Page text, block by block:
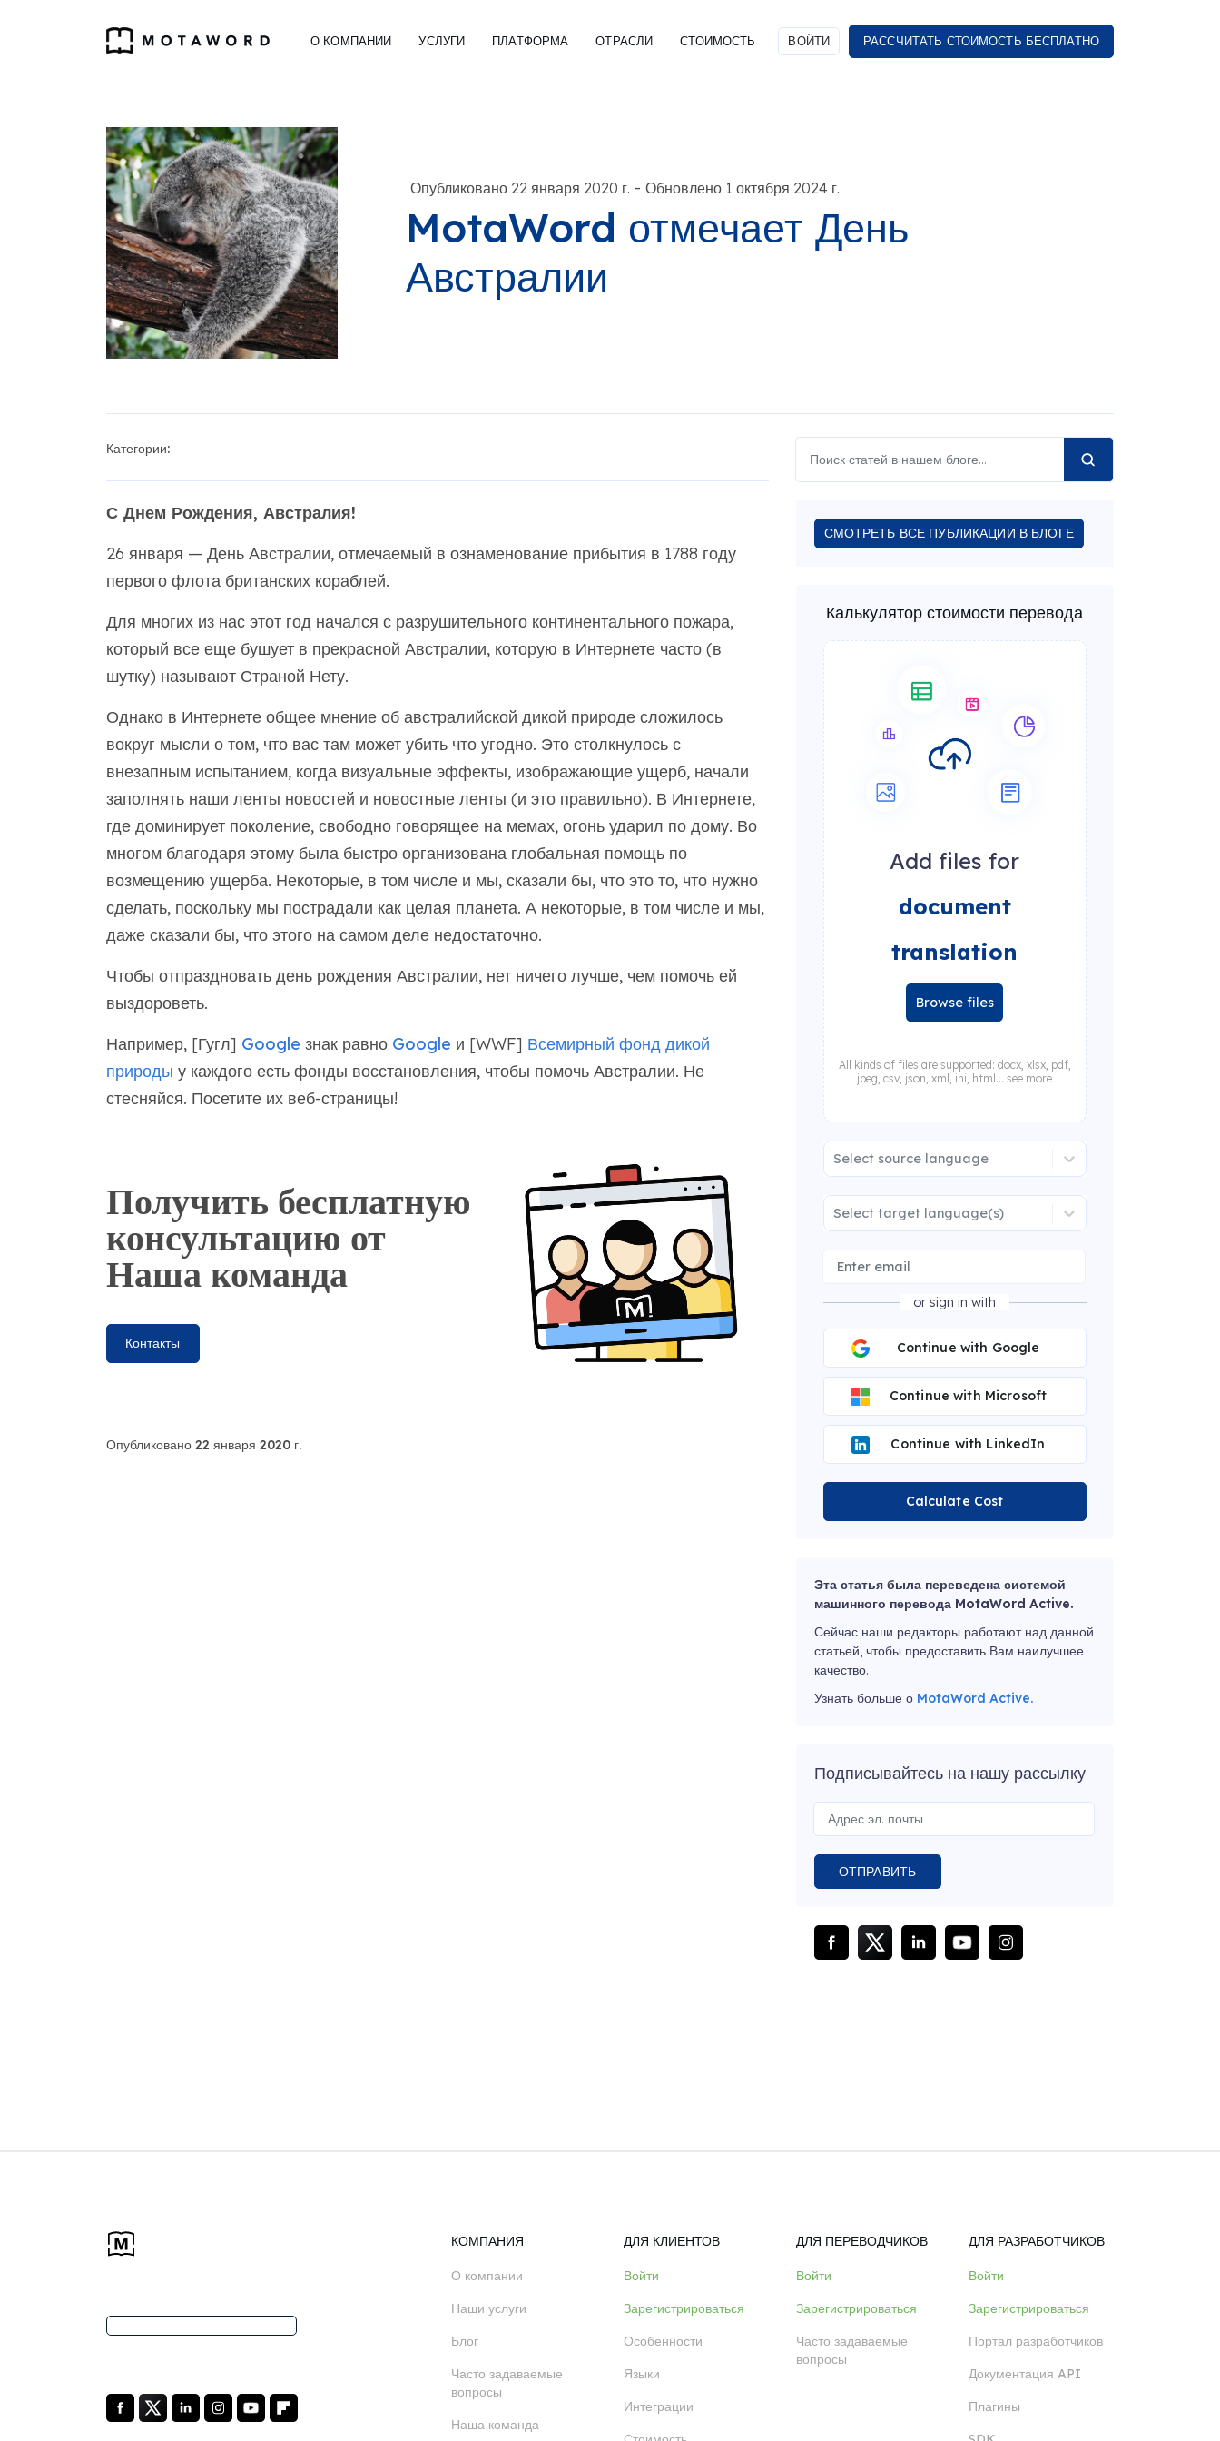
О КОМПАНИИ УСЛУГИ ПЛАТФОРМА ОТРАСЛИ СТОИМОСТЬ ВОЙТИ РАССЧИТАТЬ СТОИМОСТЬ БЕСПЛАТНО
Опубликовано 22 января 2020 г. - Обновлено 1 октября 2024 г.
MotaWord отмечает День
Австралии
Категории:
С Днем Рождения, Австралия!
26 января — День Австралии, отмечаемый в ознаменование прибытия в 1788 году
первого флота британских кораблей.
Для многих из нас этот год начался с разрушительного континентального пожара,
который все еще бушует в прекрасной Австралии, которую в Интернете часто (в
шутку) называют Страной Нету.
Однако в Интернете общее мнение об австралийской дикой природе сложилось
вокруг мысли о том, что вас там может убить что угодно. Это столкнулось с
внезапным испытанием, когда визуальные эффекты, изображающие ущерб, начали
заполнять наши ленты новостей и новостные ленты (и это правильно). В Интернете,
где доминирует поколение, свободно говорящее на мемах, огонь ударил по дому. Во
многом благодаря этому была быстро организована глобальная помощь по
возмещению ущерба. Некоторые, в том числе и мы, сказали бы, что это то, что нужно
сделать, поскольку мы пострадали как целая планета. А некоторые, в том числе и мы,
даже сказали бы, что этого на самом деле недостаточно.
Чтобы отпраздновать день рождения Австралии, нет ничего лучше, чем помочь ей
выздороветь.
Например, [Гугл] Google знак равно Google и [WWF] Всемирный фонд дикой
природы у каждого есть фонды восстановления, чтобы помочь Австралии. Не
стесняйся. Посетите их веб-страницы!
Получить бесплатную
консультацию от
Наша команда
Контакты
Опубликовано 22 января 2020 г.
СМОТРЕТЬ ВСЕ ПУБЛИКАЦИИ В БЛОГЕ
Калькулятор стоимости перевода
Add files for
document
translation
Browse files
All kinds of files are supported: docx, xlsx, pdf,
jpeg, csv, json, xml, ini, html... see more
Select source language
Select target language(s)
or sign in with
Continue with Google
Continue with Microsoft
Continue with LinkedIn
Calculate Cost
Эта статья была переведена системой
машинного перевода MotaWord Active.
Сейчас наши редакторы работают над данной
статьей, чтобы предоставить Вам наилучшее
качество.
Узнать больше о MotaWord Active.
Подписывайтесь на нашу рассылку
ОТПРАВИТЬ
КОМПАНИЯ
О компании
Наши услуги
Блог
Часто задаваемые
вопросы
Наша команда
ДЛЯ КЛИЕНТОВ
Войти
Зарегистрироваться
Особенности
Языки
Интеграции
ДЛЯ ПЕРЕВОДЧИКОВ
Войти
Зарегистрироваться
Часто задаваемые
вопросы
ДЛЯ РАЗРАБОТЧИКОВ
Войти
Зарегистрироваться
Портал разработчиков
Документация API
Плагины